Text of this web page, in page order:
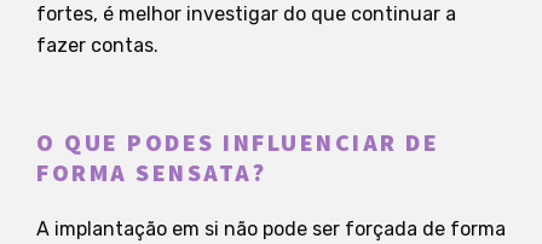
fortes, é melhor investigar do que continuar a
fazer contas.
O QUE PODES INFLUENCIAR DE
FORMA SENSATA?
A implantação em si não pode ser forçada de forma